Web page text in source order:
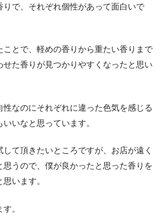
りで、それぞれ個性があって面白いで
ことで、軽めの香りから重たい香りまで
せた香りが見つかりやすくなったと思い
なのにそれぞれに違った色気を感じる
いなと思っています。
て頂きたいところですが、お店が遠く
思うので、僕が良かったと思った香りを
います。
。